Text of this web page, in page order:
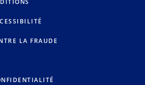
LA FRAUDE